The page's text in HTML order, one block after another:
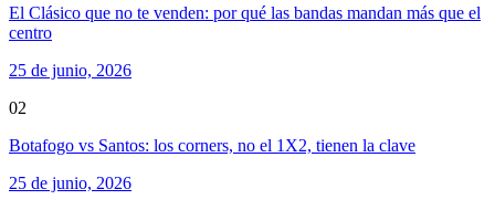
El Clásico que no te venden: por qué las bandas mandan más que el
centro
25 de junio, 2026
02
Botafogo vs Santos: los corners, no el 1X2, tienen la clave
25 de junio, 2026